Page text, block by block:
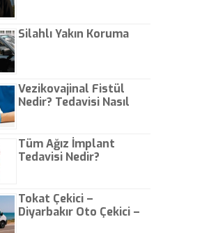
Silahlı Yakın Koruma
Vezikovajinal Fistül
Nedir? Tedavisi Nasıl
Tüm Ağız İmplant
Tedavisi Nedir?
Tokat Çekici –
Diyarbakır Oto Çekici –